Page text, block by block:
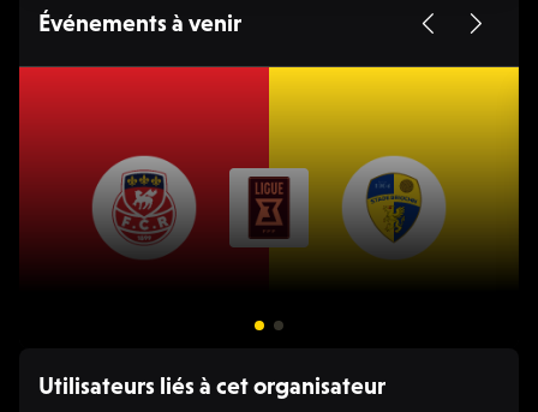
Événements à venir
13 MAR. 19:30 - 22:00
Utilisateurs liés à cet organisateur